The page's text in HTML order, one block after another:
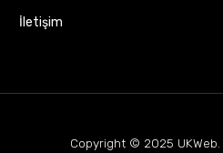
İletişim
Copyright © 2025 UKWeb